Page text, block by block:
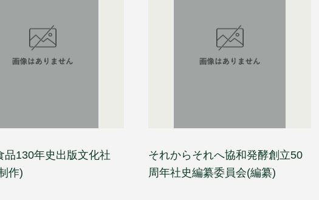
品130年史出版文化社
作)
それからそれへ協和発酵創立50
周年社史編纂委員会(編纂)